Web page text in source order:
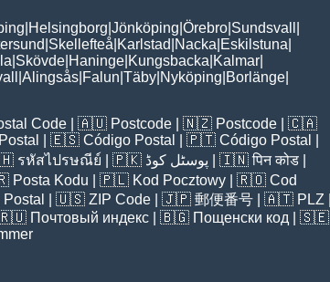
Helsingborg Jönköping Örebro Sundsvall
Skellefteå Karlstad Nacka Eskilstuna
Skövde Haninge Kungsbacka Kalmar
Alingsås Falun Täby Nyköping Borlänge
Code | 🇦🇺 Postcode | 🇳🇿 Postcode | 🇨🇦
| 🇪🇸 Código Postal | 🇵🇹 Código Postal
รหัสไปรษณีย์ | 🇵🇰 پوسٹل کوڈ | 🇮🇳पिन कोड
Posta Kodu | 🇵🇱 Kod Pocztowy | 🇷🇴 Cod
| 🇺🇸 ZIP Code | 🇯🇵 郵便番号 | 🇦🇹 PLZ
🇷🇺 Почтовый индекс | 🇧🇬 Пощенски код | 🇸🇪